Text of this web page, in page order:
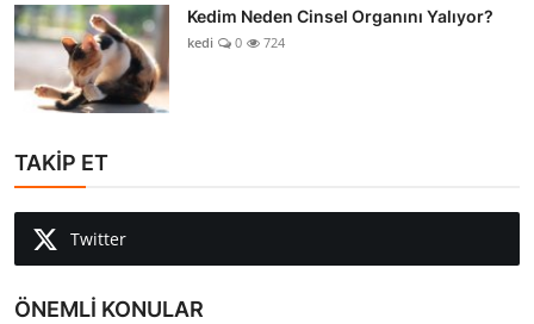
Kedim Neden Cinsel Organını Yalıyor?
kedi 0 724
TAKİP ET
Twitter
ÖNEMLİ KONULAR